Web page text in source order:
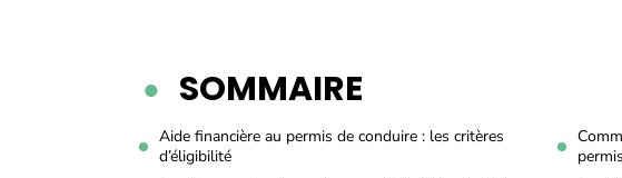
SOMMAIRE
Aide financière au permis de conduire : les critères
d’éligibilité